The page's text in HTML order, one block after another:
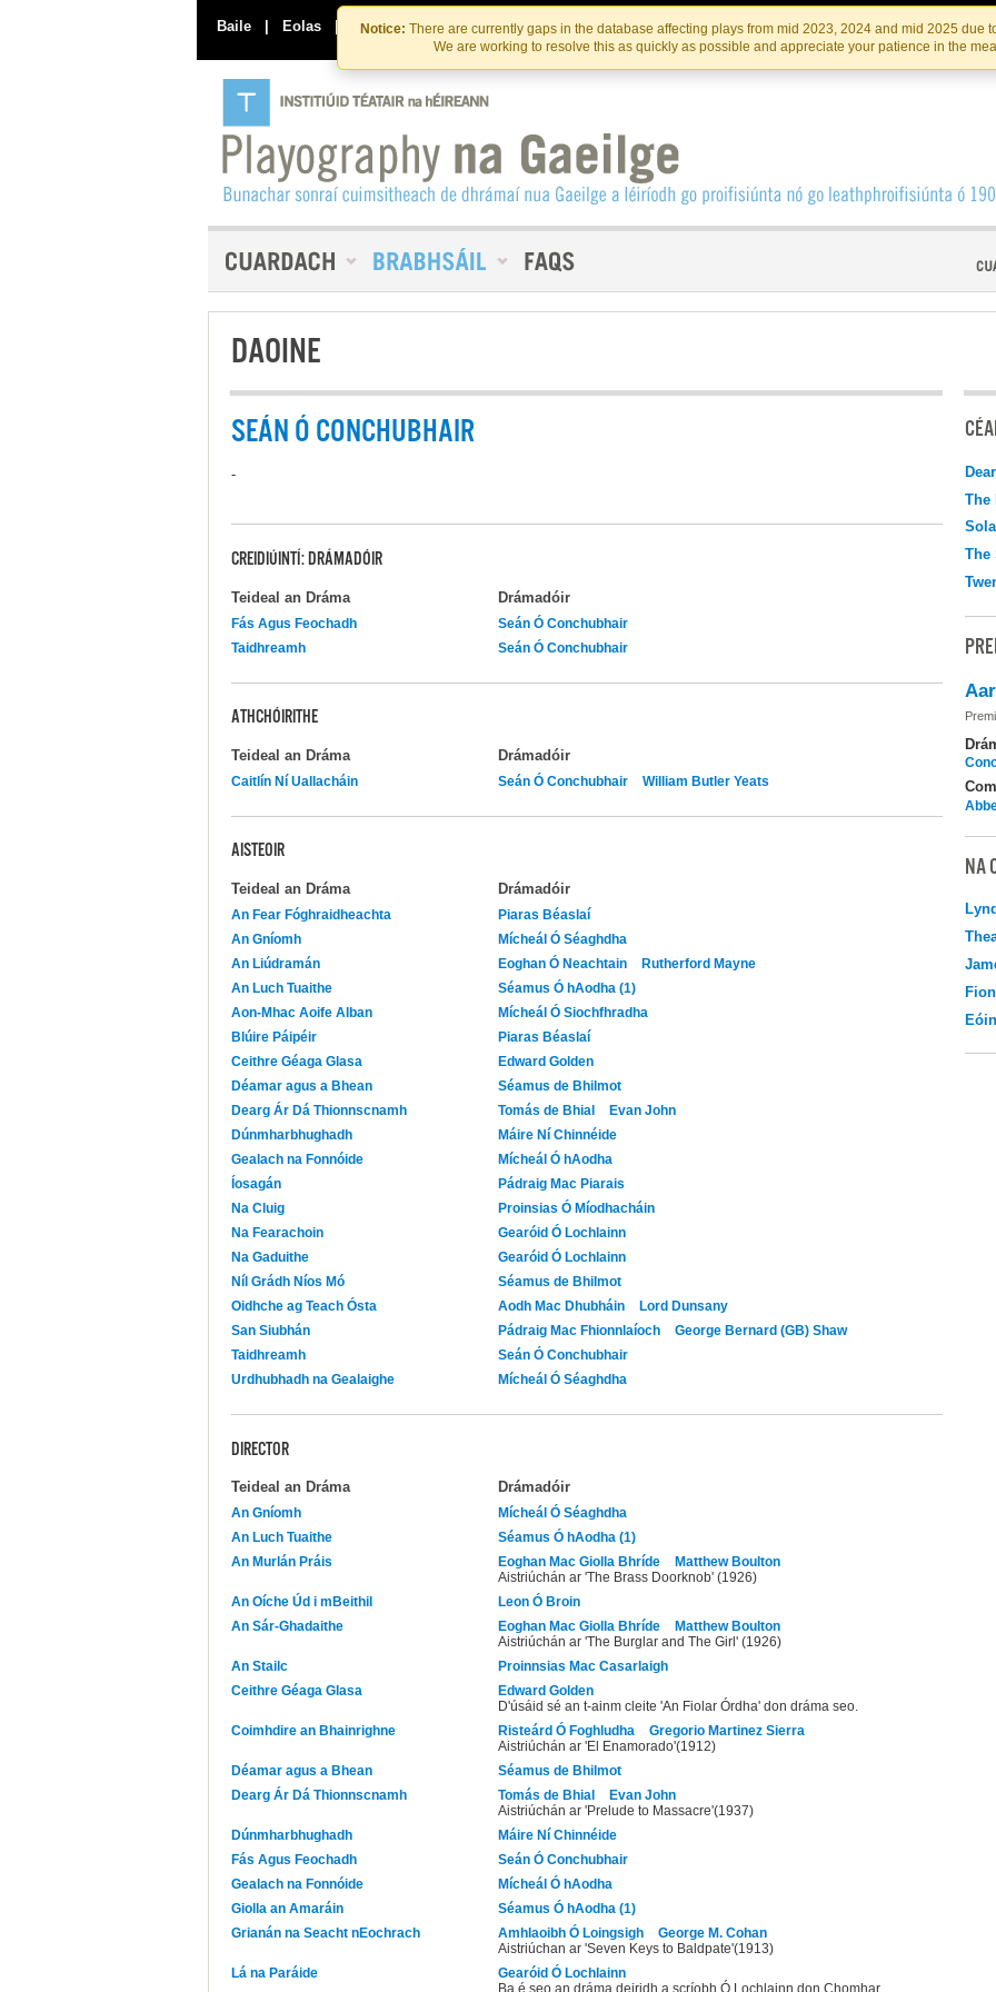
Skip
to
the
content
Skip
to
content
Notice: There are currently gaps in the database affecting plays from mid 2023, 2024 and mid 2025 due
We are working to resolve this as quickly as possible and appreciate your patience in the
Baile | Eolas | Déan Teagmháil Linn INSTITIúID TéATAIR NA HÉIREANN
DAOINE
SEÁN Ó CONCHUBHAIR
-
CREIDIÚINTÍ: DRÁMADÓIR
Teideal an Dráma Drámadóir
Fás Agus Feochadh
Seán Ó Conchubhair
Taidhreamh
Seán Ó Conchubhair
ATHCHÓIRITHE
Teideal an Dráma Drámadóir
Caitlín Ní Uallacháin Seán Ó Conchubhair William Butler Yeats
AISTEOIR
Teideal an Dráma Drámadóir
An Fear Fóghraidheachta
Piaras Béaslaí
An Gníomh
Mícheál Ó Séaghdha
An Liúdramán
Eoghan Ó Neachtain
Rutherford Mayne
An Luch Tuaithe
Séamus Ó hAodha (1)
Aon-Mhac Aoife Alban
Mícheál Ó Siochfhradha
Blúire Páipéir
Piaras Béaslaí
Ceithre Géaga Glasa
Edward Golden
Déamar agus a Bhean
Séamus de Bhilmot
Dearg Ár Dá Thionnscnamh
Tomás de Bhial
Evan John
Dúnmharbhughadh
Máire Ní Chinnéide
Gealach na Fonnóide
Mícheál Ó hAodha
Íosagán
Pádraig Mac Piarais
Na Cluig
Proinsias Ó Míodhacháin
Na Fearachoin
Gearóid Ó Lochlainn
Na Gaduithe
Gearóid Ó Lochlainn
Níl Grádh Níos Mó
Séamus de Bhilmot
Oidhche ag Teach Ósta
Aodh Mac Dhubháin
Lord Dunsany
San Siubhán
Pádraig Mac Fhionnlaíoch
George Bernard (GB) Shaw
Taidhreamh
Seán Ó Conchubhair
Urdhubhadh na Gealaighe
Mícheál Ó Séaghdha
DIRECTOR
Teideal an Dráma Drámadóir
An Gníomh
Mícheál Ó Séaghdha
An Luch Tuaithe
Séamus Ó hAodha (1)
An Murlán Práis
Eoghan Mac Giolla Bhríde
Matthew Boulton
Aistriúchán ar 'The Brass Doorknob' (1926)
An Oíche Úd i mBeithil
Leon Ó Broin
An Sár-Ghadaithe
Eoghan Mac Giolla Bhríde
Matthew Boulton
Aistriúchán ar 'The Burglar and The Girl' (1926)
An Stailc
Proinnsias Mac Casarlaigh
Ceithre Géaga Glasa
Edward Golden
D'úsáid sé an t-ainm cleite 'An Fiolar Órdha' don dráma seo.
Coimhdire an Bhainrighne
Risteárd Ó Foghludha
Gregorio Martinez Sierra
Aistriúchán ar 'El Enamorado'(1912)
Déamar agus a Bhean
Séamus de Bhilmot
Dearg Ár Dá Thionnscnamh
Tomás de Bhial
Evan John
Aistriúchán ar 'Prelude to Massacre'(1937)
Dúnmharbhughadh
Máire Ní Chinnéide
Fás Agus Feochadh
Seán Ó Conchubhair
Gealach na Fonnóide
Mícheál Ó hAodha
Giolla an Amaráin
Séamus Ó hAodha (1)
Grianán na Seacht nEochrach
Amhlaoibh Ó Loingsigh
George M. Cohan
Aistriúchan ar 'Seven Keys to Baldpate'(1913)
Lá na Paráide
Gearóid Ó Lochlainn
Ba é seo an dráma deiridh a scríobh Ó Lochlainn don Chomhar
The
The
NA